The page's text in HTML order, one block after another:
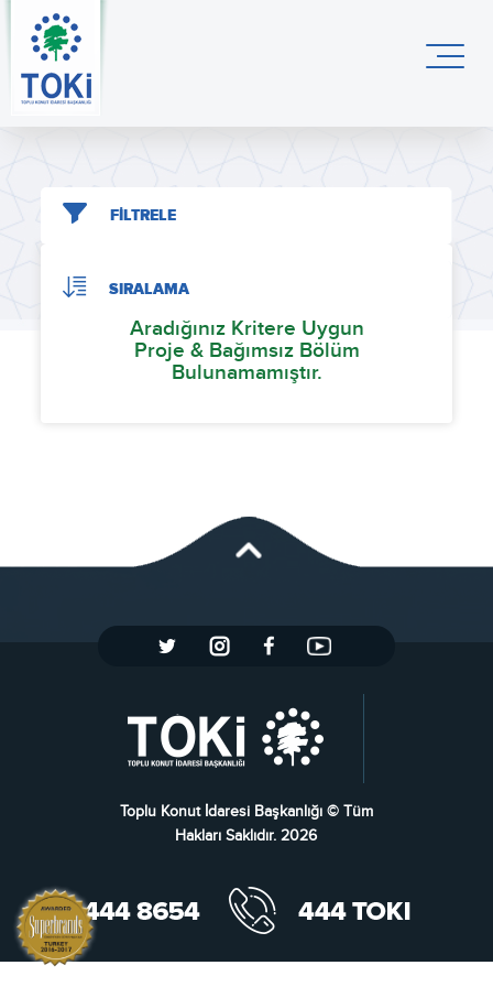
FİLTRELE
SIRALAMA
Aradığınız Kritere Uygun
Proje & Bağımsız Bölüm
Bulunamamıştır.
Toplu Konut İdaresi Başkanlığı © Tüm
Hakları Saklıdır. 2026